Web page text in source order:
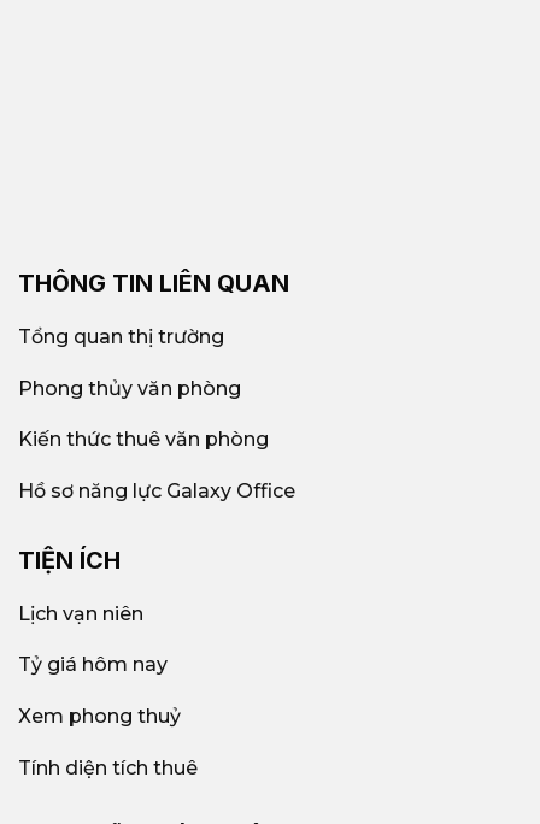
THÔNG TIN LIÊN QUAN
Tổng quan thị trường
Phong thủy văn phòng
Kiến thức thuê văn phòng
Hồ sơ năng lực Galaxy Office
TIỆN ÍCH
Lịch vạn niên
Tỷ giá hôm nay
Xem phong thuỷ
Tính diện tích thuê